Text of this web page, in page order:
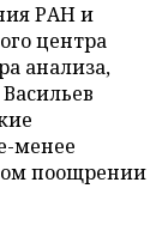
РАН и
центра
анализа,
менее
поощрении